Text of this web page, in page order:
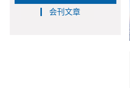
会刊文章